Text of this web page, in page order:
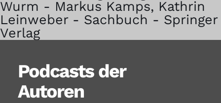
Podcasts der
Autoren